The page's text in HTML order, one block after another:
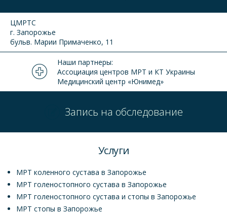
ЦМРТС
г. Запорожье
бульв. Марии Примаченко, 11
Наши партнеры:
Ассоциация центров МРТ и КТ Украины
Медицинский центр «Юнимед»
Запись на обследование
Услуги
МРТ коленного сустава в Запорожье
МРТ голеностопного сустава в Запорожье
МРТ голеностопного сустава и стопы в Запорожье
МРТ стопы в Запорожье